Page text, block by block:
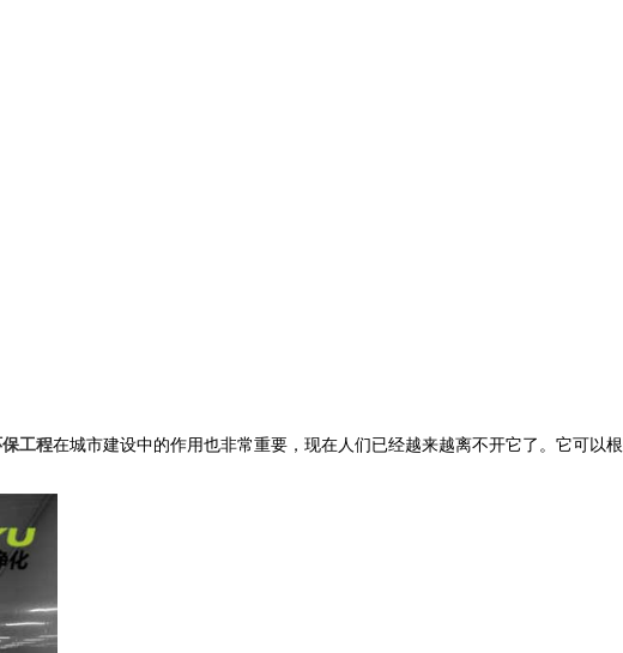
工程在城市建设中的作用也非常重要，现在人们已经越来越离不开它了。它可以根